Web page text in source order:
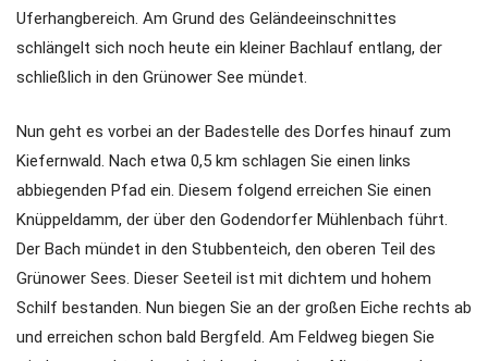
Uferhangbereich. Am Grund des Geländeeinschnittes
schlängelt sich noch heute ein kleiner Bachlauf entlang, der
schließlich in den Grünower See mündet.
Nun geht es vorbei an der Badestelle des Dorfes hinauf zum
Kiefernwald. Nach etwa 0,5 km schlagen Sie einen links
abbiegenden Pfad ein. Diesem folgend erreichen Sie einen
Knüppeldamm, der über den Godendorfer Mühlenbach führt.
Der Bach mündet in den Stubbenteich, den oberen Teil des
Grünower Sees. Dieser Seeteil ist mit dichtem und hohem
Schilf bestanden. Nun biegen Sie an der großen Eiche rechts ab
und erreichen schon bald Bergfeld. Am Feldweg biegen Sie